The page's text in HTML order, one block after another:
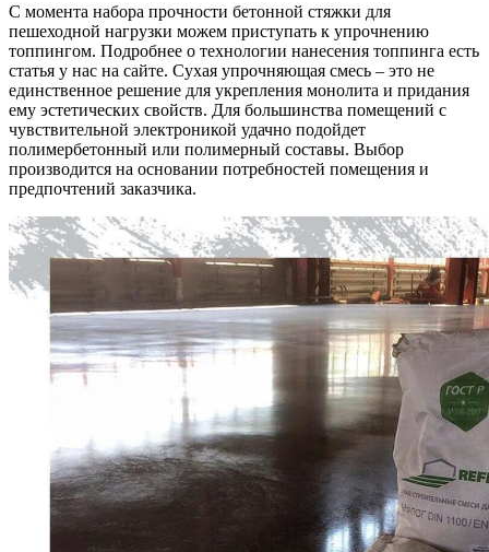
С момента набора прочности бетонной стяжки для
пешеходной нагрузки можем приступать к упрочнению
топпингом. Подробнее о технологии нанесения топпинга есть
статья у нас на сайте. Сухая упрочняющая смесь – это не
единственное решение для укрепления монолита и придания
ему эстетических свойств. Для большинства помещений с
чувствительной электроникой удачно подойдет
полимербетонный или полимерный составы. Выбор
производится на основании потребностей помещения и
предпочтений заказчика.